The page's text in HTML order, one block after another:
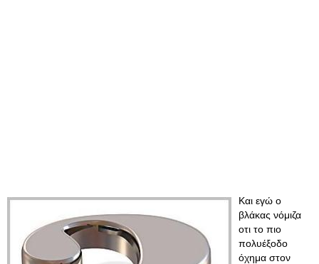
Και εγώ ο
βλάκας νόμιζα
οτι το πιο
πολυέξοδο
όχημα στον